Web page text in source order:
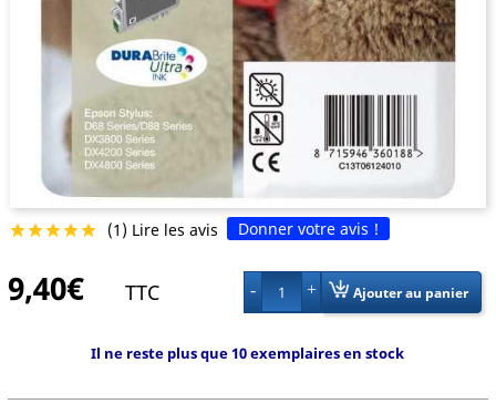
 (1) Lire les avis Donner votre avis !
9,40€ TTC 1 Ajouter au panier
Il ne reste plus que 10 exemplaires en stock